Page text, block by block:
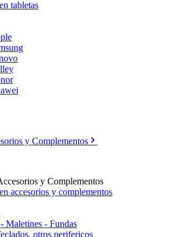
tabletas
y Complementos
y Complementos
accesorios y complementos
Maletines - Fundas
otros perifericos